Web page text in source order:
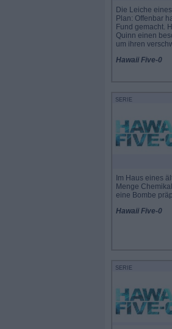
Die Leiche
Plan: Offenbar
Fund gemacht.
Quinn einen
um ihren
Hawaii Five-0
SERIE
Im Haus eines
Menge
eine Bombe
Hawaii Five-0
SERIE